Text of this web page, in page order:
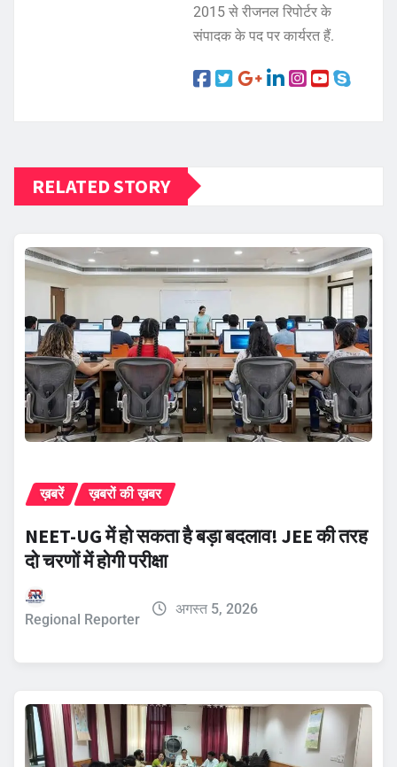
2015 से रीजनल रिपोर्टर के
संपादक के पद पर कार्यरत हैं.
RELATED STORY
ख़बरें ख़बरों की ख़बर
NEET-UG में हो सकता है बड़ा बदलाव! JEE की तरह
दो चरणों में होगी परीक्षा
Regional Reporter
अगस्त 5, 2026